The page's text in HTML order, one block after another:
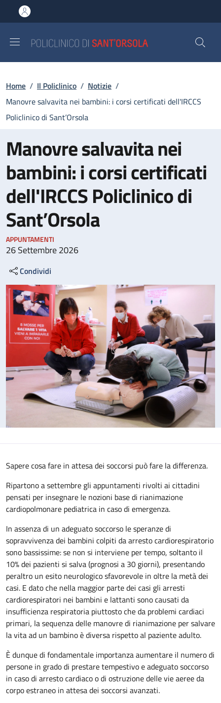
al contenuto principale
to footer content
Briciole di pane
Home / Il Policlinico / Notizie /
Manovre salvavita nei bambini: i corsi certificati dell'IRCCS
Policlinico di Sant’Orsola
Manovre salvavita nei
bambini: i corsi certificati
dell'IRCCS Policlinico di
Sant’Orsola
APPUNTAMENTI
26 Settembre 2026
Condividi
Sapere cosa fare in attesa dei soccorsi può fare la differenza.
Ripartono a settembre gli appuntamenti rivolti ai cittadini
pensati per insegnare le nozioni base di rianimazione
cardiopolmonare pediatrica in caso di emergenza.
In assenza di un adeguato soccorso le speranze di
sopravvivenza dei bambini colpiti da arresto cardiorespiratorio
sono bassissime: se non si interviene per tempo, soltanto il
10% dei pazienti si salva (prognosi a 30 giorni), presentando
peraltro un esito neurologico sfavorevole in oltre la metà dei
casi. E dato che nella maggior parte dei casi gli arresti
cardiorespiratori nei bambini e lattanti sono causati da
insufficienza respiratoria piuttosto che da problemi cardiaci
primari, la sequenza delle manovre di rianimazione per salvare
la vita ad un bambino è diversa rispetto al paziente adulto.
È dunque di fondamentale importanza aumentare il numero di
persone in grado di prestare tempestivo e adeguato soccorso
in caso di arresto cardiaco o di ostruzione delle vie aeree da
corpo estraneo in attesa dei soccorsi avanzati.